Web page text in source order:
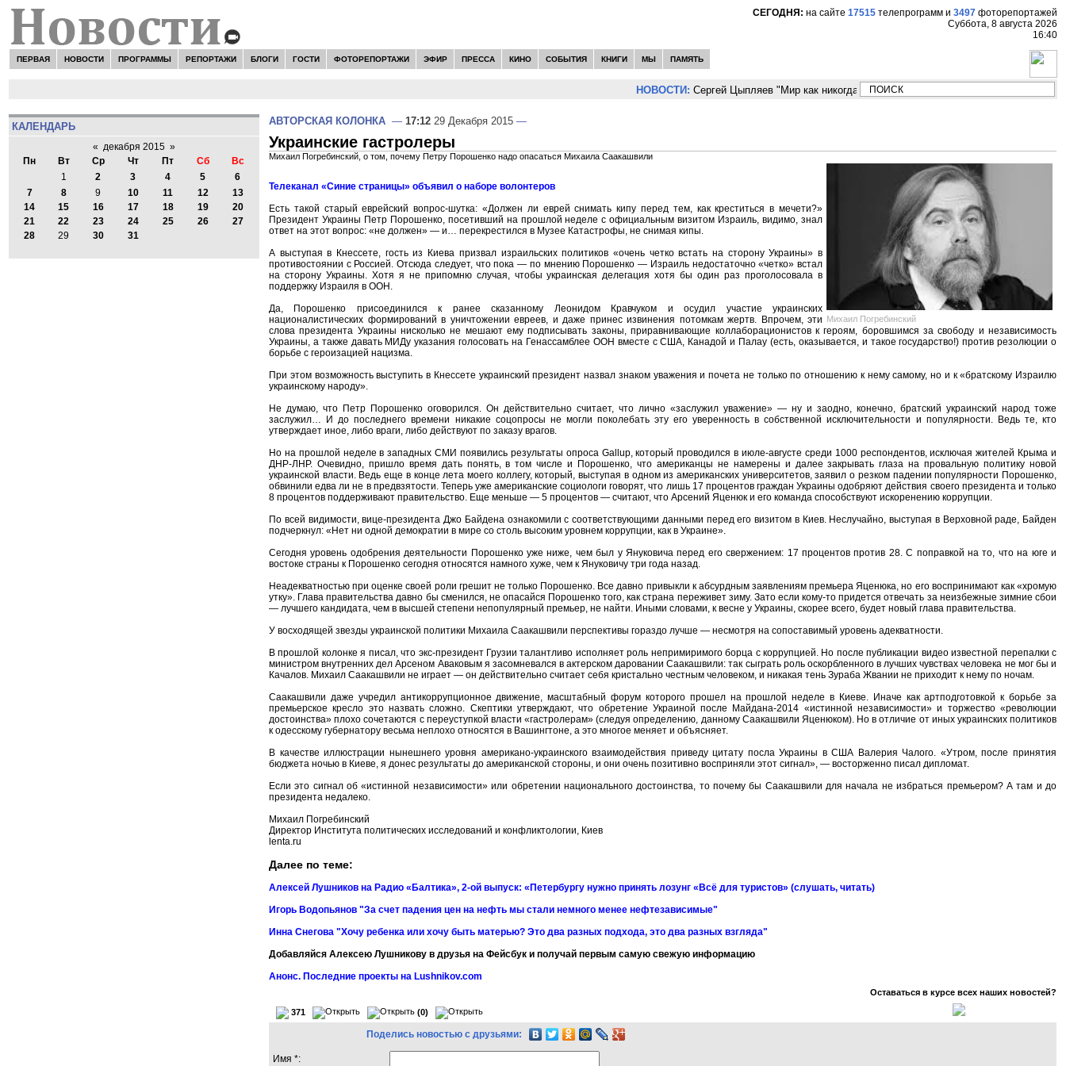
СЕГОДНЯ: на сайте 17515 телепрограмм и 3497 фоторепортажей
Суббота, 8 августа 2026
16:40
ПЕРВАЯ НОВОСТИ ПРОГРАММЫ РЕПОРТАЖИ БЛОГИ ГОСТИ ФОТОРЕПОРТАЖИ ЭФИР ПРЕССА КИНО СОБЫТИЯ КНИГИ МЫ ПАМЯТЬ
НОВОСТИ: Сергей Цыпляев "Мир как никогда близко стоит к угрозе третьей мировой
КАЛЕНДАРЬ
« декабря 2015 »
Пн
Вт Ср Чт Пт Сб
Вс
1
2 3 4 5
6
7
8 9 10 11 12
13
14
15 16 17 18 19
20
21
22 23 24 25 26
27
28
29 30 31
АВТОРСКАЯ КОЛОНКА — 17:12 29 Декабря 2015 —
Украинские гастролеры
Михаил Погребинский, о том, почему Петру Порошенко надо опасаться Михаила Саакашвили
Михаил Погребинский
Телеканал «Синие страницы» объявил о наборе волонтеров
Есть такой старый еврейский вопрос-шутка: «Должен ли еврей снимать кипу перед тем, как креститься в мечети?»
Президент Украины Петр Порошенко, посетивший на прошлой неделе с официальным визитом Израиль, видимо, знал
ответ на этот вопрос: «не должен» — и… перекрестился в Музее Катастрофы, не снимая кипы.
А выступая в Кнессете, гость из Киева призвал израильских политиков «очень четко встать на сторону Украины» в
противостоянии с Россией. Отсюда следует, что пока — по мнению Порошенко — Израиль недостаточно «четко» встал
на сторону Украины. Хотя я не припомню случая, чтобы украинская делегация хотя бы один раз проголосовала в
поддержку Израиля в ООН.
Да, Порошенко присоединился к ранее сказанному Леонидом Кравчуком и осудил участие украинских
националистических формирований в уничтожении евреев, и даже принес извинения потомкам жертв. Впрочем, эти
слова президента Украины нисколько не мешают ему подписывать законы, приравнивающие коллаборационистов к героям, боровшимся за свободу и независимость
Украины, а также давать МИДу указания голосовать на Генассамблее ООН вместе с США, Канадой и Палау (есть, оказывается, и такое государство!) против резолюции о
борьбе с героизацией нацизма.
При этом возможность выступить в Кнессете украинский президент назвал знаком уважения и почета не только по отношению к нему самому, но и к «братскому Израилю
украинскому народу».
Не думаю, что Петр Порошенко оговорился. Он действительно считает, что лично «заслужил уважение» — ну и заодно, конечно, братский украинский народ тоже
заслужил… И до последнего времени никакие соцопросы не могли поколебать эту его уверенность в собственной исключительности и популярности. Ведь те, кто
утверждает иное, либо враги, либо действуют по заказу врагов.
Но на прошлой неделе в западных СМИ появились результаты опроса Gallup, который проводился в июле-августе среди 1000 респондентов, исключая жителей Крыма и
ДНР-ЛНР. Очевидно, пришло время дать понять, в том числе и Порошенко, что американцы не намерены и далее закрывать глаза на провальную политику новой
украинской власти. Ведь еще в конце лета моего коллегу, который, выступая в одном из американских университетов, заявил о резком падении популярности Порошенко,
обвинили едва ли не в предвзятости. Теперь уже американские социологи говорят, что лишь 17 процентов граждан Украины одобряют действия своего президента и только
8 процентов поддерживают правительство. Еще меньше — 5 процентов — считают, что Арсений Яценюк и его команда способствуют искоренению коррупции.
По всей видимости, вице-президента Джо Байдена ознакомили с соответствующими данными перед его визитом в Киев. Неслучайно, выступая в Верховной раде, Байден
подчеркнул: «Нет ни одной демократии в мире со столь высоким уровнем коррупции, как в Украине».
Сегодня уровень одобрения деятельности Порошенко уже ниже, чем был у Януковича перед его свержением: 17 процентов против 28. С поправкой на то, что на юге и
востоке страны к Порошенко сегодня относятся намного хуже, чем к Януковичу три года назад.
Неадекватностью при оценке своей роли грешит не только Порошенко. Все давно привыкли к абсурдным заявлениям премьера Яценюка, но его воспринимают как «хромую
утку». Глава правительства давно бы сменился, не опасайся Порошенко того, как страна переживет зиму. Зато если кому-то придется отвечать за неизбежные зимние сбои
— лучшего кандидата, чем в высшей степени непопулярный премьер, не найти. Иными словами, к весне у Украины, скорее всего, будет новый глава правительства.
У восходящей звезды украинской политики Михаила Саакашвили перспективы гораздо лучше — несмотря на сопоставимый уровень адекватности.
В прошлой колонке я писал, что экс-президент Грузии талантливо исполняет роль непримиримого борца с коррупцией. Но после публикации видео известной перепалки с
министром внутренних дел Арсеном Аваковым я засомневался в актерском даровании Саакашвили: так сыграть роль оскорбленного в лучших чувствах человека не мог бы и
Качалов. Михаил Саакашвили не играет — он действительно считает себя кристально честным человеком, и никакая тень Зураба Жвании не приходит к нему по ночам.
Саакашвили даже учредил антикоррупционное движение, масштабный форум которого прошел на прошлой неделе в Киеве. Иначе как артподготовкой к борьбе за
премьерское кресло это назвать сложно. Скептики утверждают, что обретение Украиной после Майдана-2014 «истинной независимости» и торжество «революции
достоинства» плохо сочетаются с переуступкой власти «гастролерам» (следуя определению, данному Саакашвили Яценюком). Но в отличие от иных украинских политиков
к одесскому губернатору весьма неплохо относятся в Вашингтоне, а это многое меняет и объясняет.
В качестве иллюстрации нынешнего уровня американо-украинского взаимодействия приведу цитату посла Украины в США Валерия Чалого. «Утром, после принятия
бюджета ночью в Киеве, я донес результаты до американской стороны, и они очень позитивно восприняли этот сигнал», — восторженно писал дипломат.
Если это сигнал об «истинной независимости» или обретении национального достоинства, то почему бы Саакашвили для начала не избраться премьером? А там и до
президента недалеко.
Михаил Погребинский
Директор Института политических исследований и конфликтологии, Киев
lenta.ru
Далее по теме:
Алексей Лушников на Радио «Балтика», 2-ой выпуск: «Петербургу нужно принять лозунг «Всё для туристов» (слушать, читать)
Игорь Водопьянов "За счет падения цен на нефть мы стали немного менее нефтезависимые"
Инна Снегова "Хочу ребенка или хочу быть матерью? Это два разных подхода, это два разных взгляда"
Добавляйся Алексею Лушникову в друзья на Фейсбук и получай первым самую свежую информацию
Анонс. Последние проекты на Lushnikov.com
Оставаться в курсе всех наших новостей?
371 (0)
Поделись новостью с друзьями:
Имя *: